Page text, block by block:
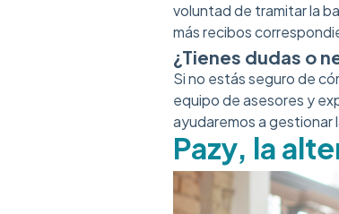
voluntad de tramitar la
más recibos
¿Tienes dudas o
Si no estás seguro de
equipo de asesores y
ayudaremos a gestionar
Pazy, la